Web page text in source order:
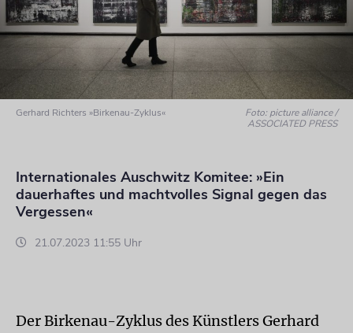
Gerhard Richters »Birkenau-Zyklus«
Foto: picture alliance /
ASSOCIATED PRESS
Internationales Auschwitz Komitee: »Ein
dauerhaftes und machtvolles Signal gegen das
Vergessen«
21.07.2023 11:55 Uhr
Der Birkenau-Zyklus des Künstlers Gerhard